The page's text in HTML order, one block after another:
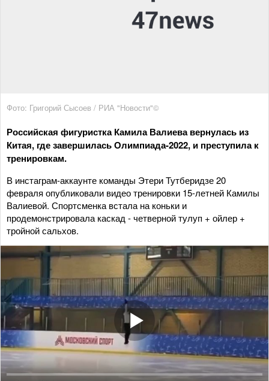
Фото: Григорий Сысоев / РИА "Новости"©
Российская фигуристка Камила Валиева вернулась из
Китая, где завершилась Олимпиада-2022, и преступила к
тренировкам.
В инстаграм-аккаунте команды Этери Тутберидзе 20
февраля опубликовали видео тренировки 15-летней Камилы
Валиевой. Спортсменка встала на коньки и
продемонстрировала каскад - четверной тулуп + ойлер +
тройной сальхов.